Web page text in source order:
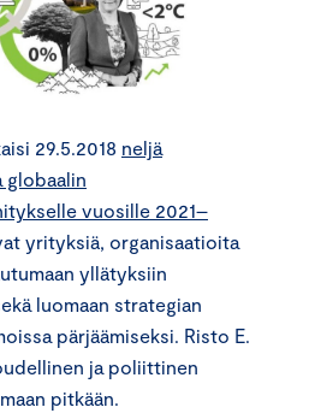
29.5.2018 neljä
globaalin
vuosille 2021–
yrityksiä, organisaatioita
yllätyksiin
luomaan strategian
pärjäämiseksi. Risto E.
ja poliittinen
pitkään.